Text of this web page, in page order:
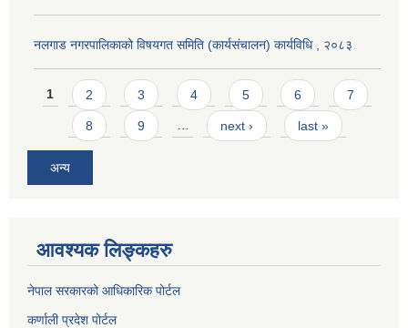
नलगाड नगरपालिकाको विषयगत समिति (कार्यसंचालन) कार्यविधि , २०८३
Pages
1 2 3 4 5 6 7
8 9 … next › last »
अन्य
आवश्यक लिङ्कहरु
नेपाल सरकारको आधिकारिक पोर्टल
कर्णाली प्रदेश पोर्टल